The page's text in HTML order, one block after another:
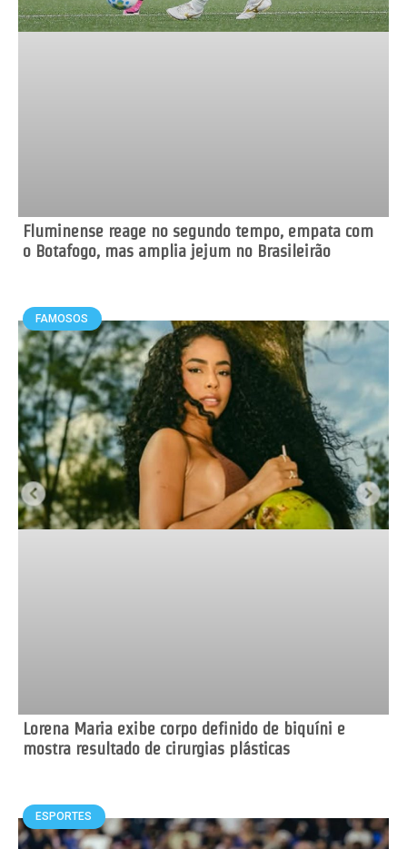
Fluminense reage no segundo tempo, empata com
o Botafogo, mas amplia jejum no Brasileirão
FAMOSOS
Lorena Maria exibe corpo definido de biquíni e
mostra resultado de cirurgias plásticas
ESPORTES